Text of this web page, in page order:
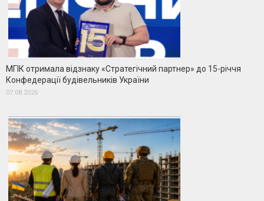
МГІК отримала відзнаку «Стратегічний партнер» до 15-річчя
Конфедерації будівельників України
07.08.2026